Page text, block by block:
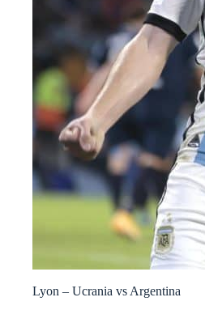
Lyon – Ucrania vs Argentina